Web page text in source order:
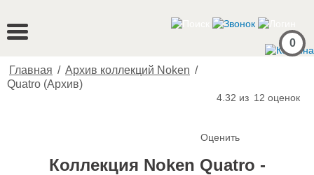
0
Главная / Архив коллекций Noken /
Quatro (Архив)
4.32 из 12 оценок
Оценить
Коллекция Noken Quatro -